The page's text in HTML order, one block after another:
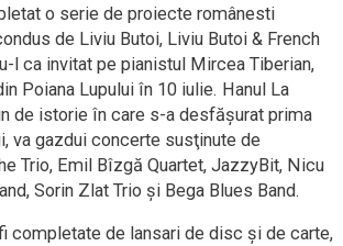
o serie de proiecte românesti
de Liviu Butoi, Liviu Butoi & French
l ca invitat pe pianistul Mircea Tiberian,
Poiana Lupului în 10 iulie. Hanul La
de istorie în care s-a desfăşurat prima
va gazdui concerte susţinute de
Trio, Emil Bîzgă Quartet, JazzyBit, Nicu
Sorin Zlat Trio şi Bega Blues Band.
completate de lansari de disc şi de carte,